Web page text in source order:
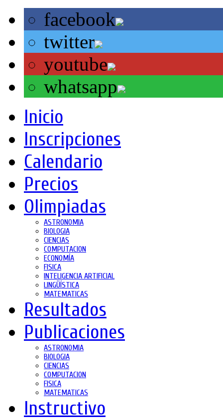
facebook
twitter
youtube
whatsapp
Inicio
Inscripciones
Calendario
Precios
Olimpiadas
ASTRONOMIA
BIOLOGIA
CIENCIAS
COMPUTACION
ECONOMÍA
FISICA
INTELIGENCIA ARTIFICIAL
LINGÜÍSTICA
MATEMATICAS
Resultados
Publicaciones
ASTRONOMIA
BIOLOGIA
CIENCIAS
COMPUTACION
FISICA
MATEMATICAS
Instructivo